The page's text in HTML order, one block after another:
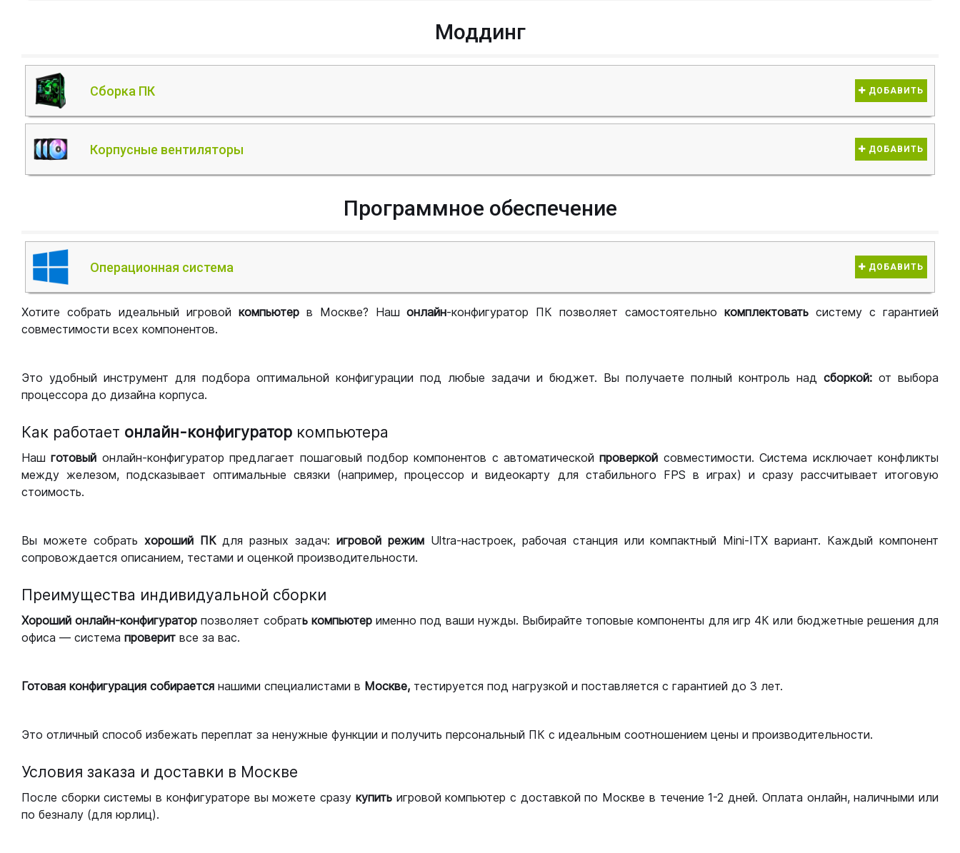
Моддинг
Сборка ПК ДОБАВИТЬ
Корпусные вентиляторы ДОБАВИТЬ
Программное обеспечение
Операционная система ДОБАВИТЬ
Хотите собрать идеальный игровой компьютер в Москве? Нашонлайн-конфигуратор ПК позволяет самостоятельно комплектоватьсистему с гарантией
совместимости всех компонентов.
Это удобный инструмент для подбора оптимальной конфигурации под любые задачи и бюджет. Вы получаете полный контроль над сборкой: от выбора
процессора до дизайна корпуса.
Как работает онлайн-конфигуратор компьютера
Нашготовый онлайн-конфигуратор предлагает пошаговый подбор компонентов с автоматическойпроверкой совместимости. Система исключает конфликты
между железом, подсказывает оптимальные связки (например, процессор и видеокарту для стабильного FPS в играх) и сразу рассчитывает итоговую
стоимость.
Вы можете собрать хороший ПКдля разных задач:игровой режим Ultra-настроек, рабочая станция или компактный Mini-ITX вариант. Каждый компонент
сопровождается описанием, тестами и оценкой производительности.
Преимущества индивидуальной сборки
Хороший онлайн-конфигуратор позволяет собрать компьютерименно под ваши нужды. Выбирайте топовые компоненты для игр 4К или бюджетные решения для
офиса — система проверит все за вас.
Готовая конфигурация собирается нашими специалистами в Москве, тестируется под нагрузкой и поставляется с гарантией до 3 лет.
Это отличный способ избежать переплат за ненужные функции и получить персональный ПК с идеальным соотношением цены и производительности.
Условия заказа и доставки в Москве
После сборки системы в конфигураторе вы можете сразу купитьигровой компьютер с доставкой по Москве в течение 1-2 дней. Оплата онлайн, наличными или
по безналу (для юрлиц).